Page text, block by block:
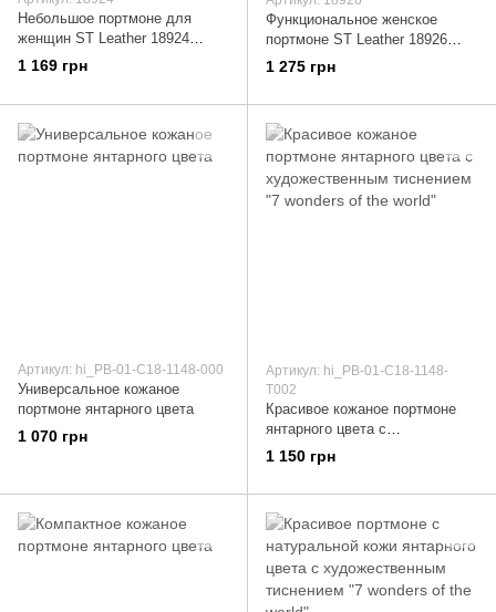
Небольшое портмоне для
женщин ST Leather 18924
Горчичный
1 169 грн
Функциональное женское
портмоне ST Leather 18926
Горчичный
1 275 грн
Артикул: hi_PB-01-C18-1148-000
Универсальное кожаное
портмоне янтарного цвета
1 070 грн
Артикул: hi_PB-01-C18-1148-
T002
Красивое кожаное портмоне
янтарного цвета с
художественным тиснением "7
wonders of the world"
1 150 грн